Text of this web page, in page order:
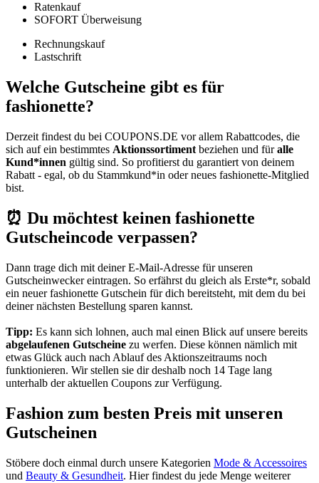
Ratenkauf
SOFORT Überweisung
Rechnungskauf
Lastschrift
Welche Gutscheine gibt es für
fashionette?
Derzeit findest du bei COUPONS.DE vor allem Rabattcodes, die
sich auf ein bestimmtes Aktionssortiment beziehen und füralle
Kund*innen gültig sind. So profitierst du garantiert von deinem
Rabatt - egal, ob du Stammkund*in oder neues fashionette-Mitglied
bist.
⏰ Du möchtest keinen fashionette
Gutscheincode verpassen?
Dann trage dich mit deiner E-Mail-Adresse für unseren
Gutscheinweckereintragen. So erfährst du gleich als Erste*r, sobald
ein neuer fashionette Gutschein für dich bereitsteht, mit dem du bei
deiner nächsten Bestellung sparen kannst.
Tipp: Es kann sich lohnen, auch mal einen Blick auf unsere bereits
abgelaufenen Gutscheine zu werfen. Diese können nämlich mit
etwas Glück auch nach Ablauf des Aktionszeitraums noch
funktionieren. Wir stellen sie dir deshalb noch 14 Tage lang
unterhalb der aktuellen Coupons zur Verfügung.
Fashion zum besten Preis mit unseren
Gutscheinen
Stöbere doch einmal durch unsere Kategorien Mode & Accessoires
und Beauty & Gesundheit. Hier findest du jede Menge weiterer